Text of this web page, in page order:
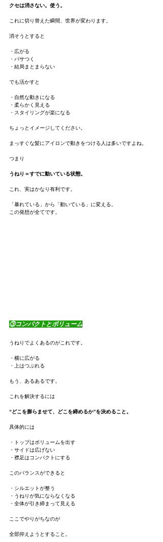
クセは消さない。使う。
これに切り替えた瞬間、世界が変わります。
消そうとすると
・広がる
・パサつく
・結局まとまらない
でも活かすと
・自然な動きになる
・柔らかく見える
・スタイリングが楽になる
ちょっとイメージしてください。
まっすぐな髪にアイロンで動きをつける人は多いですよね。
つまり
うねり＝すでに動いている状態。
これ、実はかなり有利です。
「暴れている」から「動いている」に変える。
この発想が全てです。
③コンパクトとボリューム
うねりでよくあるのがこれです。
・横に広がる
・上はつぶれる
もう、あるあるです。
これを解決するには
“どこを膨らませて、どこを締めるか”を決めること。
具体的には
・トップはボリュームを出す
・サイドは広げない
・襟足はコンパクトにする
このバランスができると
・シルエットが整う
・うねりが気にならなくなる
・全体が引き締まって見える
ここでやりがちなのが
全部抑えようとすること。